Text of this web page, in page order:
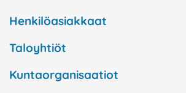
Henkilöasiakkaat
Taloyhtiöt
Kuntaorganisaatiot